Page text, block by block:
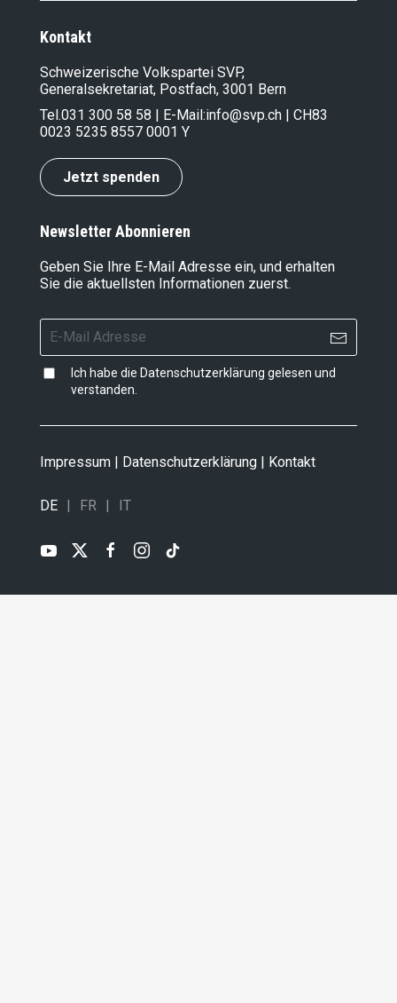
Kontakt
Schweizerische Volkspartei SVP,
Generalsekretariat, Postfach, 3001 Bern
Tel.031 300 58 58 | E-Mail:info@svp.ch | CH83
0023 5235 8557 0001 Y
Jetzt spenden
Newsletter Abonnieren
Geben Sie Ihre E-Mail Adresse ein, und erhalten
Sie die aktuellsten Informationen zuerst.
Ich habe die Datenschutzerklärung gelesen und
verstanden.
Impressum Datenschutzerklärung Kontakt
DE FR IT